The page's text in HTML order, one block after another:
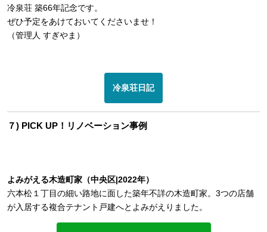
冷泉荘 築66年記念です。
ぜひ予定をあけておいてくださいませ！
（管理人 すぎやま）
冷泉荘日記
７) PICK UP！リノベーション事例
よみがえる木造町家（中央区|2022年）
六本松１丁目の細い路地に面した築年不詳の木造町家。3つの店舗
が入居する複合テナント戸建へとよみがえりました。